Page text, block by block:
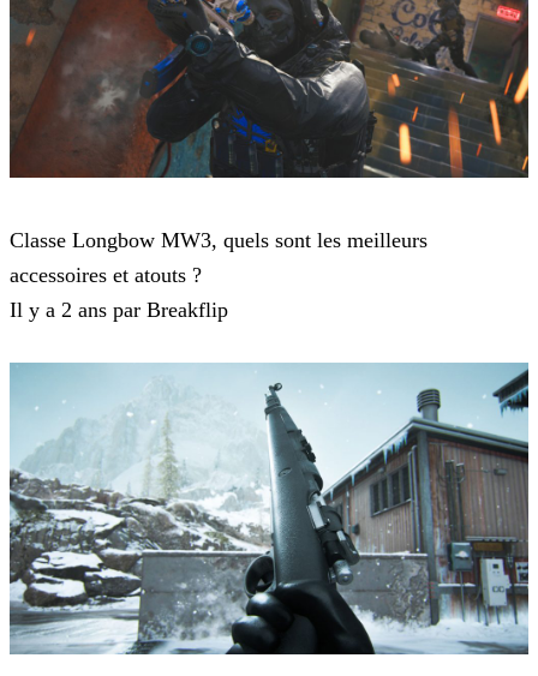
Classe Longbow MW3, quels sont les meilleurs
accessoires et atouts ?
Il y a 2 ans par Breakflip